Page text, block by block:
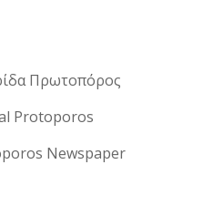
Πρωτοπόρος
Protoporos
Newspaper